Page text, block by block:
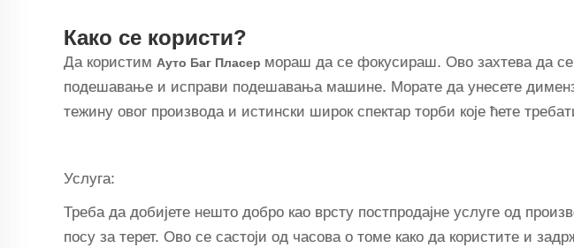
Како се користи?
Да користим Ауто Баг Пласер мораш да се фокусираш. Ово захтева да
подешавање и исправи подешавања машине. Морате да унесете
тежину овог производа и истински широк спектар торби које ћете
Услуга:
Треба да добијете нешто добро као врсту постпродајне услуге од
посу за терет. Ово се састоји од часова о томе како да користите и